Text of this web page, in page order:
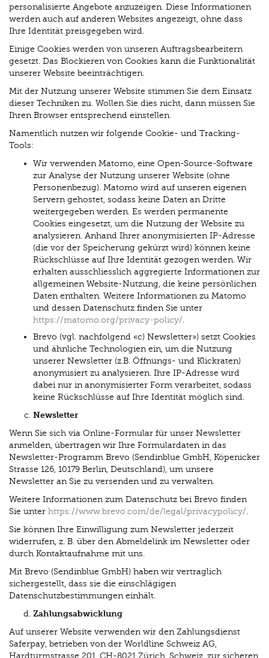
personalisierte Angebote anzuzeigen. Diese Informationen
werden auch auf anderen Websites angezeigt, ohne dass
Ihre Identität preisgegeben wird.
Einige Cookies werden von unseren Auftragsbearbeitern
gesetzt. Das Blockieren von Cookies kann die Funktionalität
unserer Website beeinträchtigen.
Mit der Nutzung unserer Website stimmen Sie dem Einsatz
dieser Techniken zu. Wollen Sie dies nicht, dann müssen Sie
Ihren Browser entsprechend einstellen.
Namentlich nutzen wir folgende Cookie- und Tracking-
Tools:
Wir verwenden Matomo, eine Open-Source-Software
zur Analyse der Nutzung unserer Website (ohne
Personenbezug). Matomo wird auf unseren eigenen
Servern gehostet, sodass keine Daten an Dritte
weitergegeben werden. Es werden permanente
Cookies eingesetzt, um die Nutzung der Website zu
analysieren. Anhand Ihrer anonymisierten IP-Adresse
(die vor der Speicherung gekürzt wird) können keine
Rückschlüsse auf Ihre Identität gezogen werden. Wir
erhalten ausschliesslich aggregierte Informationen zur
allgemeinen Website-Nutzung, die keine persönlichen
Daten enthalten. Weitere Informationen zu Matomo
und dessen Datenschutz finden Sie unter
https://matomo.org/privacy-policy/.
Brevo (vgl. nachfolgend «c) Newsletter») setzt Cookies
und ähnliche Technologien ein, um die Nutzung
unserer Newsletter (z.B. Öffnungs- und Klickraten)
anonymisiert zu analysieren. Ihre IP-Adresse wird
dabei nur in anonymisierter Form verarbeitet, sodass
keine Rückschlüsse auf Ihre Identität möglich sind.
Newsletter
Wenn Sie sich via Online-Formular für unser Newsletter
anmelden, übertragen wir Ihre Formulardaten in das
Newsletter-Programm Brevo (Sendinblue GmbH, Köpenicker
Strasse 126, 10179 Berlin, Deutschland), um unsere
Newsletter an Sie zu versenden und zu verwalten.
Weitere Informationen zum Datenschutz bei Brevo finden
Sie unter https://www.brevo.com/de/legal/privacypolicy/.
Sie können Ihre Einwilligung zum Newsletter jederzeit
widerrufen, z. B. über den Abmeldelink im Newsletter oder
durch Kontaktaufnahme mit uns.
Mit Brevo (Sendinblue GmbH) haben wir vertraglich
sichergestellt, dass sie die einschlägigen
Datenschutzbestimmungen einhält.
Zahlungsabwicklung
Auf unserer Website verwenden wir den Zahlungsdienst
Saferpay, betrieben von der Worldline Schweiz AG,
Hardturmstrasse 201, CH-8021 Zürich, Schweiz, zur sicheren